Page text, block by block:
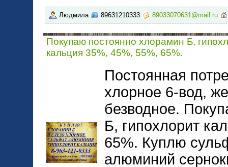
Людмила 89631210333 89033070631@mail.ru
Покупаю постоянно хлорамин Б,
кальция 35%, 45%, 55%, 65%.
Постоянная
хлорное 6-вод,
безводное.
Б, гипохлорит
65%. Куплю
алюминий